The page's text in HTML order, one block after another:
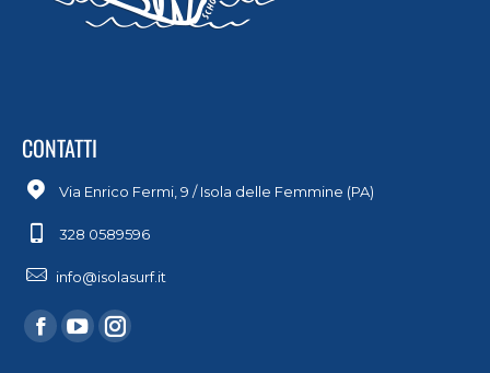
CONTATTI
Via Enrico Fermi, 9 / Isola delle Femmine (PA)
328 0589596
info@isolasurf.it